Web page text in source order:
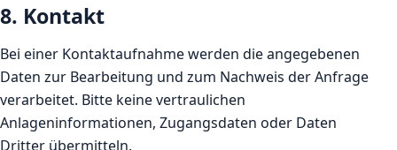
8. Kontakt
Bei einer Kontaktaufnahme werden die angegebenen
Daten zur Bearbeitung und zum Nachweis der Anfrage
verarbeitet. Bitte keine vertraulichen
Anlageninformationen, Zugangsdaten oder Daten
Dritter übermitteln.